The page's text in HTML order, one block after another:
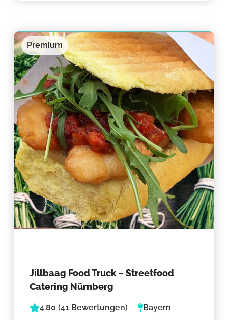
Premium
Jillbaag Food Truck – Streetfood
Catering Nürnberg
4.80 (41 Bewertungen)
Bayern